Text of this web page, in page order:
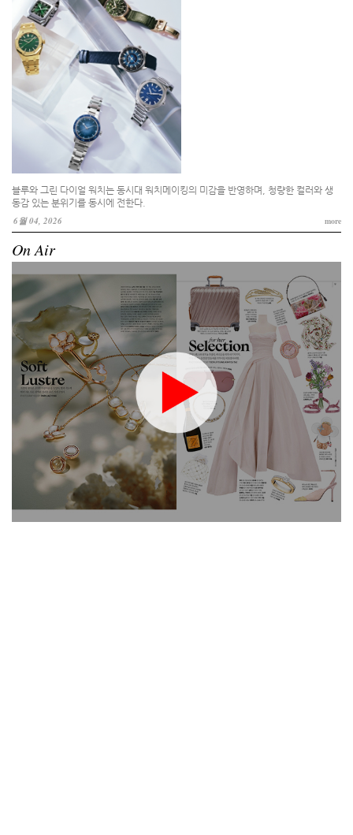
블루와 그린 다이얼 워치는 동시대 워치메이킹의 미감을 반영하며, 청량한 컬러와 생
동감 있는 분위기를 동시에 전한다.
6월 04, 2026 more
On Air